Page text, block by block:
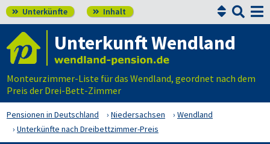
 Unterkünfte  Inhalt 

Unterkunft Wendland
Monteurzimmer-Liste für das Wendland, geordnet nach dem
Preis der Drei-Bett-Zimmer
Pensionen in Deutschland Niedersachsen
Wendland
Unterkünfte nach Dreibettzimmer-Preis